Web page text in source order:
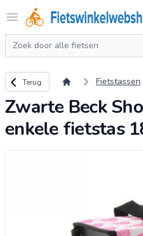
Open menu
Logo
Zoeken
Terug naar overzicht
Terug Fietstassen
Zwarte Beck
enkele fietstas